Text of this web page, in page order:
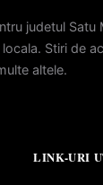
judetul Satu
Stiri de
altele.
LINK-URI